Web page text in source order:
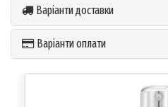
Варіанти доставки
Варіанти оплати